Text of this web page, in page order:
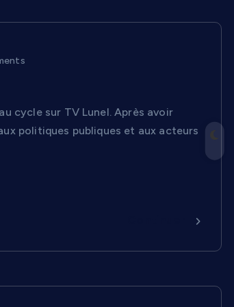
cycle sur TV Lunel. Après avoir
politiques publiques et aux acteurs